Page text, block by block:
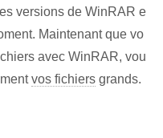
versions de WinRAR e
Maintenant que vo
avec WinRAR, vou
vos fichiers grands.